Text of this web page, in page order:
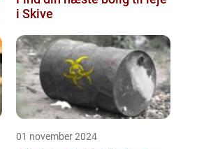
i Skive
01 november 2024